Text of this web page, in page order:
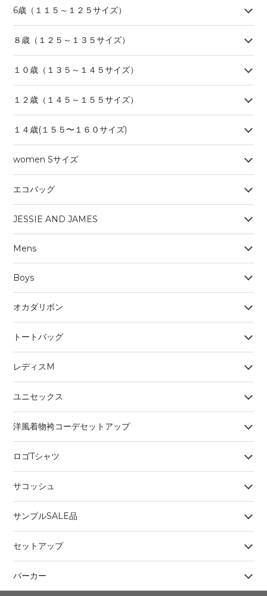
6歳（１１５～１２５サイズ）
８歳（１２５～１３５サイズ）
１０歳（１３５～１４５サイズ）
１２歳（１４５～１５５サイズ）
１４歳(１５５〜１６０サイズ)
women Sサイズ
エコバッグ
JESSIE AND JAMES
Mens
Boys
オカダリボン
トートバッグ
レディスM
ユニセックス
洋風着物袴コーデセットアップ
ロゴTシャツ
サコッシュ
サンプルSALE品
セットアップ
パーカー